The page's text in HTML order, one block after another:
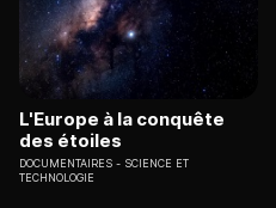
L'Europe à la conquête
des étoiles
DOCUMENTAIRES
SCIENCE ET
TECHNOLOGIE